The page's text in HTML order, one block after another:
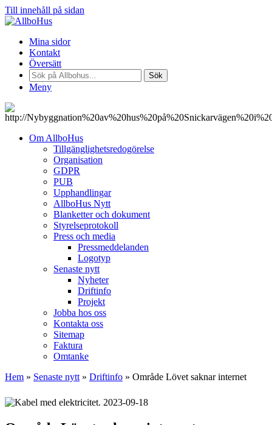
Till innehåll på sidan
Mina sidor
Kontakt
Översätt
Sök
Meny
Om AllboHus
Tillgänglighetsredogörelse
Organisation
GDPR
PUB
Upphandlingar
AllboHus Nytt
Blanketter och dokument
Styrelseprotokoll
Press och media
Pressmeddelanden
Logotyp
Senaste nytt
Nyheter
Driftinfo
Projekt
Jobba hos oss
Kontakta oss
Sitemap
Faktura
Omtanke
Hem » Senaste nytt » Driftinfo » Område Lövet saknar internet
2023-09-18